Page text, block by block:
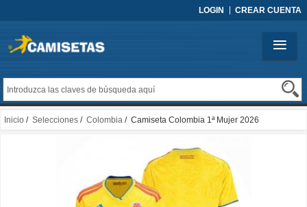
LOGIN CREAR CUENTA
Inicio / Selecciones / Colombia / Camiseta Colombia 1ª Mujer 2026